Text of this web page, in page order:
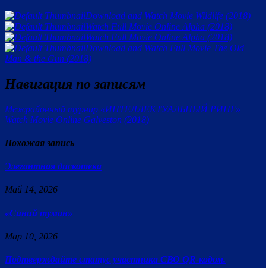
Download and Watch Movie Wildlife (2018)
Watch Full Movie Online Alpha (2018)
Watch Full Movie Online Alpha (2018)
Download and Watch Full Movie The Old
Man & the Gun (2018)
Навигация по записям
Межрайонный турнир «ИНТЕЛЛЕКТУАЛЬНЫЙ РИНГ»
Watch Movie Online Galveston (2018)
Похожая запись
Элегантная дискотека
Май 14, 2026
«Синий туман»
Мар 10, 2026
Подтверждайте статус участника СВО QR-кодом.